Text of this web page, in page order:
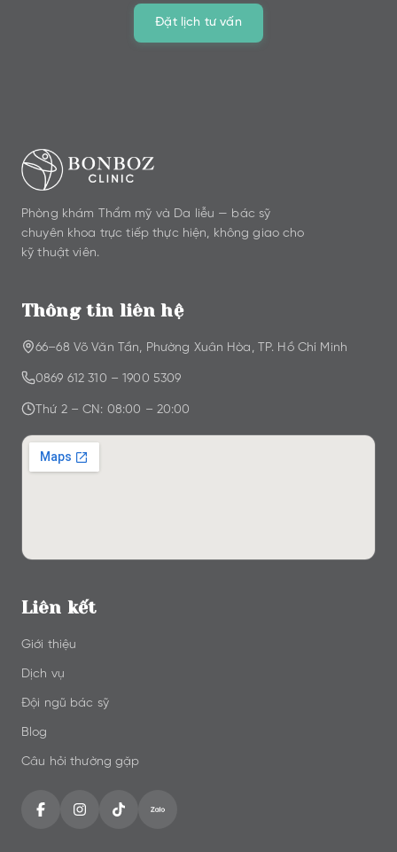
Đặt lịch tư vấn
Phòng khám Thẩm mỹ và Da liễu — bác sỹ
chuyên khoa trực tiếp thực hiện, không giao cho
kỹ thuật viên.
Thông tin liên hệ
66–68 Võ Văn Tần, Phường Xuân Hòa, TP. Hồ Chí Minh
0869 612 310 –1900 5309
Thứ 2 – CN: 08:00 – 20:00
Liên kết
Giới thiệu
Dịch vụ
Đội ngũ bác sỹ
Blog
Câu hỏi thường gặp